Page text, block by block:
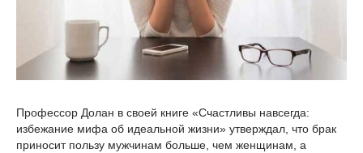
Профессор Долан в своей книге «Счастливы навсегда:
избежание мифа об идеальной жизни» утверждал, что брак
приносит пользу мужчинам больше, чем женщинам, а